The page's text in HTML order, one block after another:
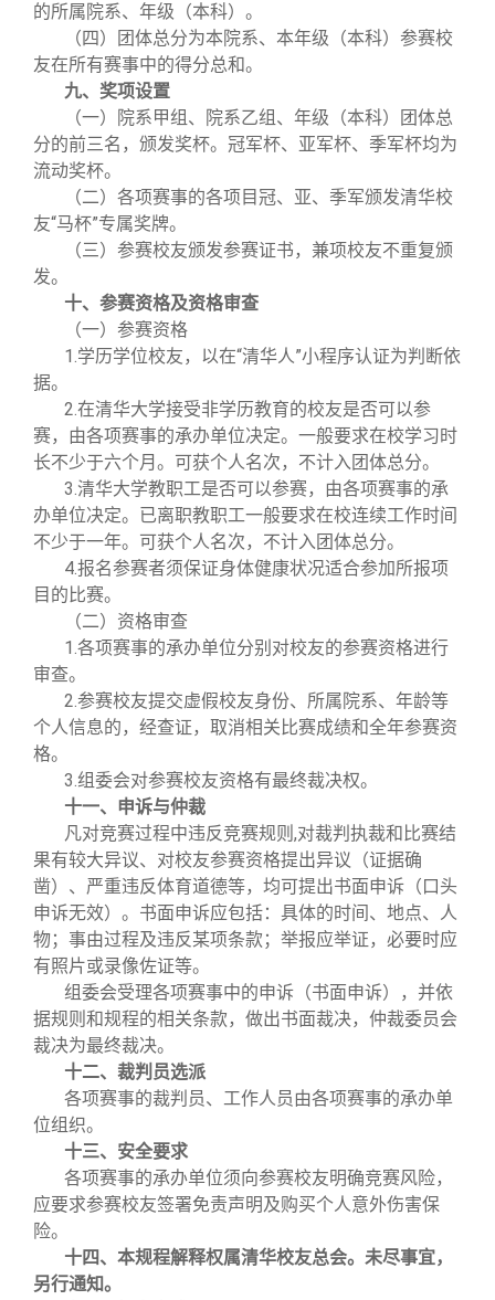
的所属院系、年级（本科）。
（四）团体总分为本院系、本年级（本科）参赛校
友在所有赛事中的得分总和。
九、奖项设置
（一）院系甲组、院系乙组、年级（本科）团体总
分的前三名，颁发奖杯。冠军杯、亚军杯、季军杯均为
流动奖杯。
（二）各项赛事的各项目冠、亚、季军颁发清华校
友“马杯”专属奖牌。
（三）参赛校友颁发参赛证书，兼项校友不重复颁
发。
十、参赛资格及资格审查
（一）参赛资格
1.学历学位校友，以在“清华人”小程序认证为判断依
据。
2.在清华大学接受非学历教育的校友是否可以参
赛，由各项赛事的承办单位决定。一般要求在校学习时
长不少于六个月。可获个人名次，不计入团体总分。
3.清华大学教职工是否可以参赛，由各项赛事的承
办单位决定。已离职教职工一般要求在校连续工作时间
不少于一年。可获个人名次，不计入团体总分。
4.报名参赛者须保证身体健康状况适合参加所报项
目的比赛。
（二）资格审查
1.各项赛事的承办单位分别对校友的参赛资格进行
审查。
2.参赛校友提交虚假校友身份、所属院系、年龄等
个人信息的，经查证，取消相关比赛成绩和全年参赛资
格。
3.组委会对参赛校友资格有最终裁决权。
十一、申诉与仲裁
凡对竞赛过程中违反竞赛规则,对裁判执裁和比赛结
果有较大异议、对校友参赛资格提出异议（证据确
凿）、严重违反体育道德等，均可提出书面申诉（口头
申诉无效）。书面申诉应包括：具体的时间、地点、人
物；事由过程及违反某项条款；举报应举证，必要时应
有照片或录像佐证等。
组委会受理各项赛事中的申诉（书面申诉），并依
据规则和规程的相关条款，做出书面裁决，仲裁委员会
裁决为最终裁决。
十二、裁判员选派
各项赛事的裁判员、工作人员由各项赛事的承办单
位组织。
十三、安全要求
各项赛事的承办单位须向参赛校友明确竞赛风险，
应要求参赛校友签署免责声明及购买个人意外伤害保
险。
十四、本规程解释权属清华校友总会。未尽事宜，
另行通知。